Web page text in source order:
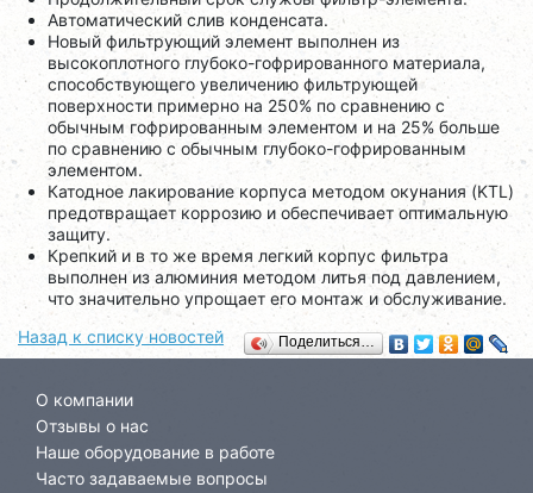
Автоматический слив конденсата.
Новый фильтрующий элемент выполнен из
высокоплотного глубоко-гофрированного материала,
способствующего увеличению фильтрующей
поверхности примерно на 250% по сравнению с
обычным гофрированным элементом и на 25% больше
по сравнению с обычным глубоко-гофрированным
элементом.
Катодное лакирование корпуса методом окунания (KTL)
предотвращает коррозию и обеспечивает оптимальную
защиту.
Крепкий и в то же время легкий корпус фильтра
выполнен из алюминия методом литья под давлением,
что значительно упрощает его монтаж и обслуживание.
Поделиться…
Назад к списку новостей
О компании
Отзывы о нас
Наше оборудование в работе
Часто задаваемые вопросы